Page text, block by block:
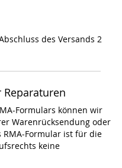
des Versands 2
Formulars können wir
Warenrücksendung oder
RMA-Formular ist für die
keine